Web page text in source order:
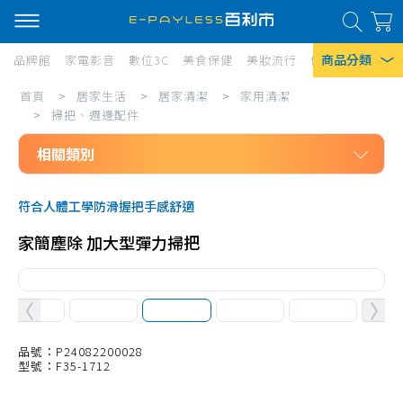
商品分類
熱門搜尋
風扇
口罩
除濕機
衛生紙
Iphone 17
品牌館 家電影音 數位3C 美食保健 美妝流行 傢俱寢具 居
居
生
活/
居
家
清
潔/
家
用
首頁 > 居家生活 > 居家清潔 >
家用清潔
>
掃把、週邊配件
相關類別
家用清潔
掃把、週邊配件
清潔工具
符合人體工學防滑握把手感舒適
家簡塵除 加大型彈力掃把
品號：P24082200028
型號：F35-1712